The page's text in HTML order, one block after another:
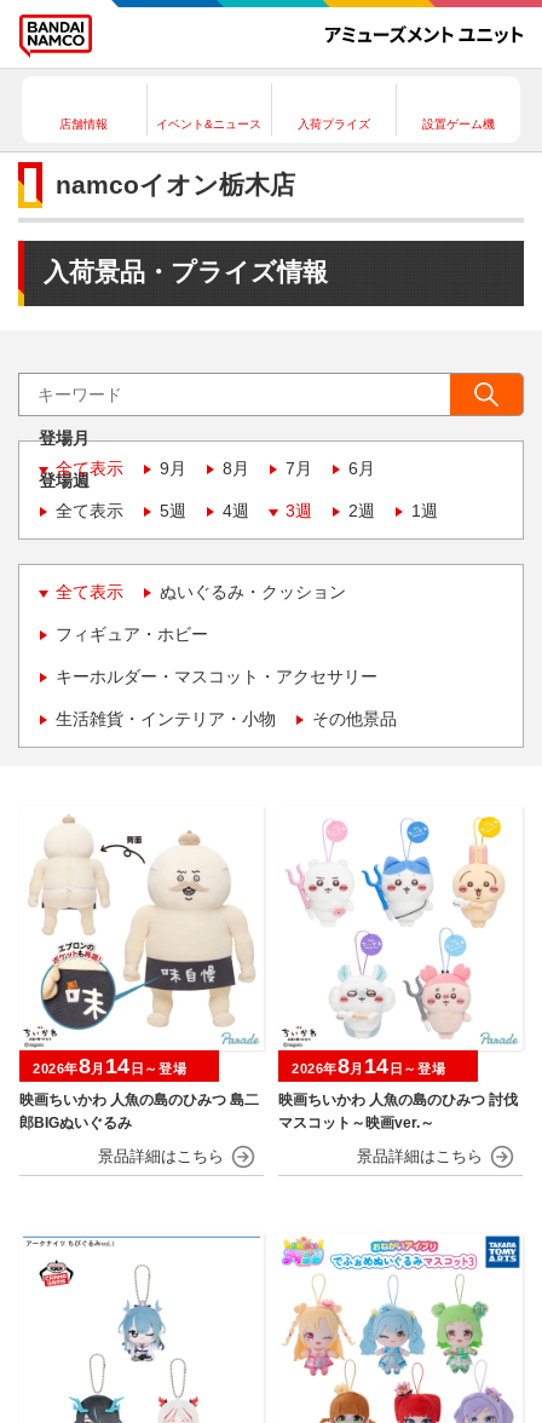
店舗情報 イベント&ニュース 入荷プライズ 設置ゲーム機
namcoイオン栃木店
入荷景品・プライズ情報
登場月
全て表示
9月 8月 7月 6月
登場週
全て表示
5週 4週 3週 2週 1週
全て表示 ぬいぐるみ・クッション
フィギュア・ホビー
キーホルダー・マスコット・アクセサリー
生活雑貨・インテリア・小物 その他景品
映画ちいかわ 人魚の島のひみつ 島二
郎BIGぬいぐるみ
2026年8月 14 日～登場
映画ちいかわ 人魚の島のひみつ 討伐
マスコット～映画ver.～
2026年8月 14 日～登場